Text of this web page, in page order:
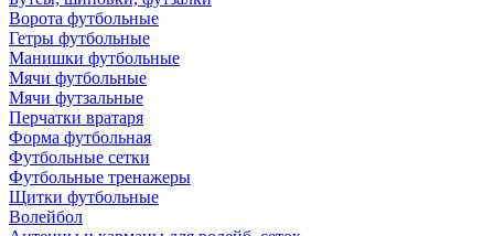
Ворота футбольные
Гетры футбольные
Манишки футбольные
Мячи футбольные
Мячи футзальные
Перчатки вратаря
Форма футбольная
Футбольные сетки
Футбольные тренажеры
Щитки футбольные
Волейбол